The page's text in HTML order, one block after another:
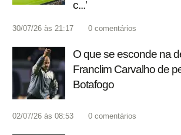
c...'
30/07/26 às 21:17 0 comentários
O que se esconde na
Franclim Carvalho de
Botafogo
02/07/26 às 08:53 0 comentários